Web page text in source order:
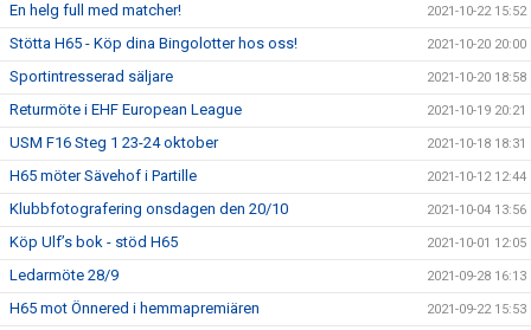
En helg full med matcher! 2021-10-22 15:52
Stötta H65 - Köp dina Bingolotter hos oss! 2021-10-20 20:00
Sportintresserad säljare 2021-10-20 18:58
Returmöte i EHF European League 2021-10-19 20:21
USM F16 Steg 1 23-24 oktober 2021-10-18 18:31
H65 möter Sävehof i Partille 2021-10-12 12:44
Klubbfotografering onsdagen den 20/10 2021-10-04 13:56
Köp Ulf’s bok - stöd H65 2021-10-01 12:05
Ledarmöte 28/9 2021-09-28 16:13
H65 mot Önnered i hemmapremiären 2021-09-22 15:53